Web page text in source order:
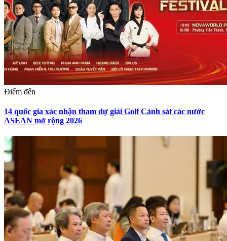
Điểm đến
14 quốc gia xác nhận tham dự giải Golf Cảnh sát các nước
ASEAN mở rộng 2026